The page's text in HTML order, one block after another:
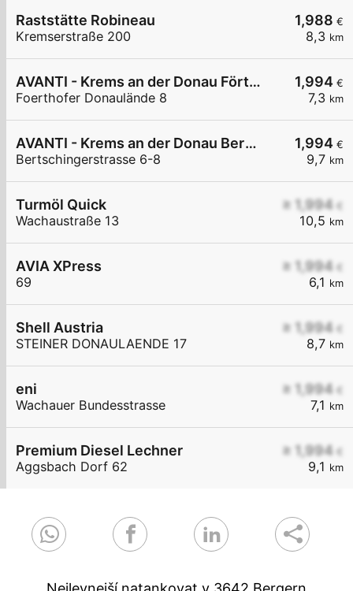
1,988 €
8,3 km
Raststätte Robineau
Kremserstraße 200
1,994 €
7,3 km
AVANTI - Krems an der Donau Förthofer Donaulände 8
Foerthofer Donaulände 8
1,994 €
9,7 km
AVANTI - Krems an der Donau Bertschingerstraße 6-8
Bertschingerstrasse 6-8
≥ 1,994 €
10,5 km
Turmöl Quick
Wachaustraße 13
≥ 1,994 €
6,1 km
AVIA XPress
69
≥ 1,994 €
8,7 km
Shell Austria
STEINER DONAULAENDE 17
≥ 1,994 €
7,1 km
eni
Wachauer Bundesstrasse
≥ 1,994 €
9,1 km
Premium Diesel Lechner
Aggsbach Dorf 62